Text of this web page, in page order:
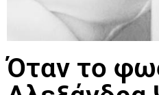
Όταν το